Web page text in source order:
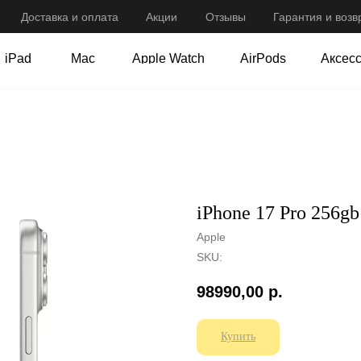
Оплата Акции Отзывы Гарантия и
iPad Mac Apple Watch AirPods
Доставка и оплата Акции Отзывы Гарантия и
iPad Mac Apple Watch AirPods
iPhone 17 Pro
Apple
SKU:
98990,00 р.
Купить